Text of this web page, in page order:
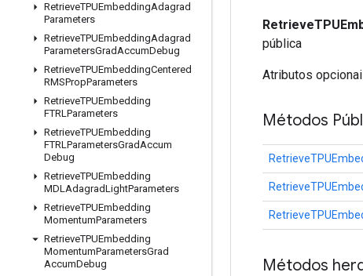
RetrieveTPUEmbeddingAdagrad
Parameters
RetrieveTPUEmbeddingAdagrad
ParametersGradAccumDebug
RetrieveTPUEmbeddingCentered
RMSPropParameters
RetrieveTPUEmbedding
FTRLParameters
RetrieveTPUEmbedding
FTRLParametersGradAccum
Debug
RetrieveTPUEmbedding
MDLAdagradLightParameters
RetrieveTPUEmbedding
MomentumParameters
RetrieveTPUEmbedding
MomentumParametersGrad
AccumDebug
pública
Atributos
Métodos
Métodos